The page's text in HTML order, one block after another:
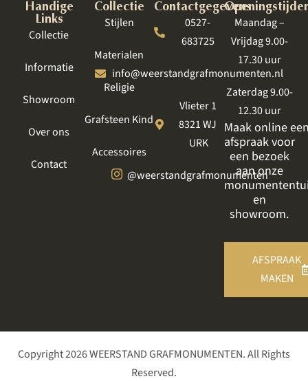
Handige
Links
Collectie
Informatie
Showroom
Over ons
Contact
Collectie
Stijlen
Materialen
Religie
Grafsteen Kind
Accessoires
Contactgegevens
0527-
683725
info@weerstandgrafmonumenten.nl
Vlieter 1
8321 WJ
URK
@weerstandgrafmonumenten
Maandag –
Vrijdag 9.00-
17.30 uur
Zaterdag 9.00-
12.30 uur
Maak online
afspraak voor
een bezoek
aan onze
en
showroom.
AFSPRAAK
MAKEN
Copyright 2026 WEERSTAND GRAFMONUMENTEN. All Rights
Reserved.